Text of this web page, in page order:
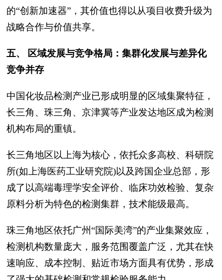
的“创新加速器”，其价值也得以从项目收费升级为
战略合作与价值共享。
五、 区域发展与竞争格局：集群化发展与差异化
竞争并存
中国化妆品检测产业已形成明显的区域集聚特征，
长三角、珠三角、京津冀等产业发达地区成为检测
机构布局的重镇。
长三角地区以上海为核心，依托众多高校、科研院
所(如上海医药工业研究院)以及跨国企业总部，形
成了以高端毒理学安全评价、临床功效检验、复杂
原料分析为特色的检测集群，技术能级最高。
珠三角地区依托广州“国际美湾”的产业集聚效应，
检测机构数量庞大，服务范围覆盖广泛，尤其在快
速响应、成本控制、贴近市场方面具有优势，形成